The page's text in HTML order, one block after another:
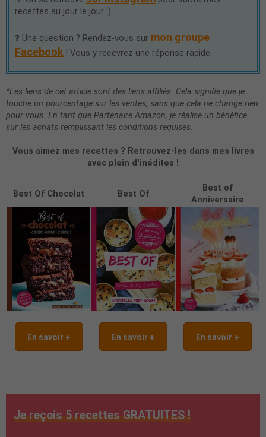
recettes au jour le jour :)
❓ Une question ? Rendez-vous sur mon groupe
Facebook ! Vous y recevrez une réponse rapide.
*Les liens de cet article sont des liens affiliés. Cela signifie que je
touche un pourcentage sur les ventes, sans que cela ne change rien
pour vous. En tant que Partenaire Amazon, je réalise un bénéfice
sur les achats remplissant les conditions requises.
Vous aimez mes recettes ? Retrouvez-les dans mes livres
avec plein d'inédites !
Best Of Chocolat Best Of
Best of
Anniversaire
En savoir + En savoir + En savoir +
Je reçois 5 recettes GRATUITES !